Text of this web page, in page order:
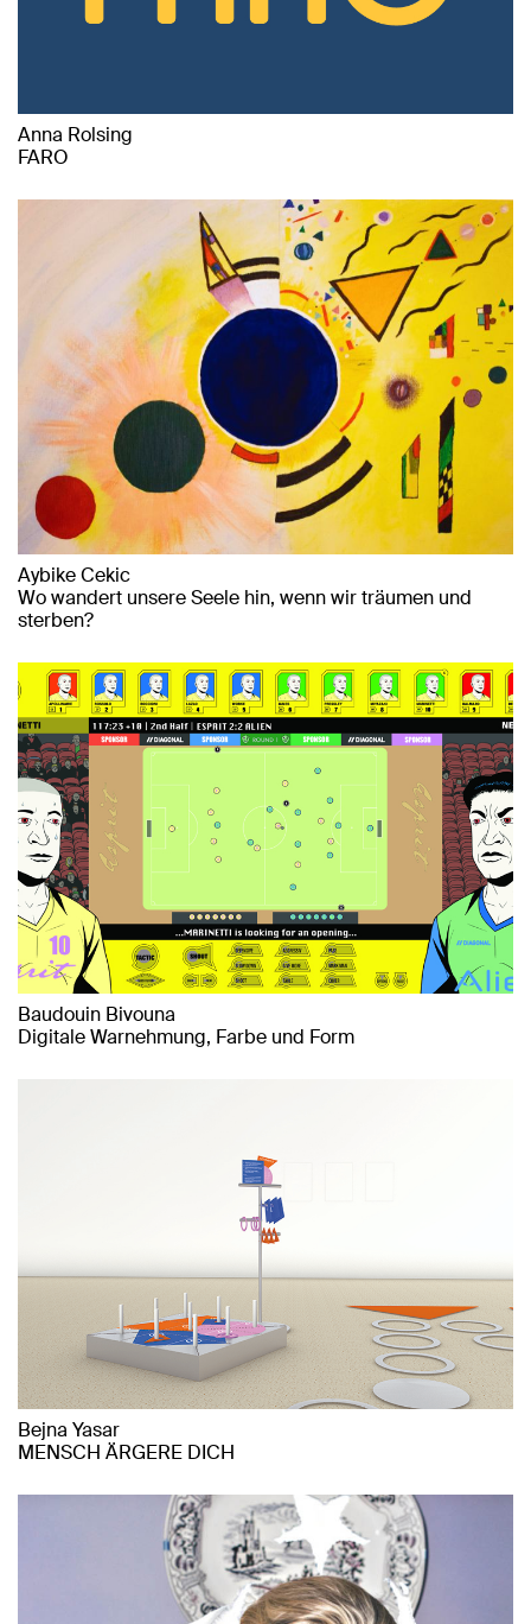
Anna Rolsing
FARO
Aybike Cekic
Wo wandert unsere Seele hin, wenn wir träumen und
sterben?
Baudouin Bivouna
Digitale Warnehmung, Farbe und Form
Bejna Yasar
MENSCH ÄRGERE DICH